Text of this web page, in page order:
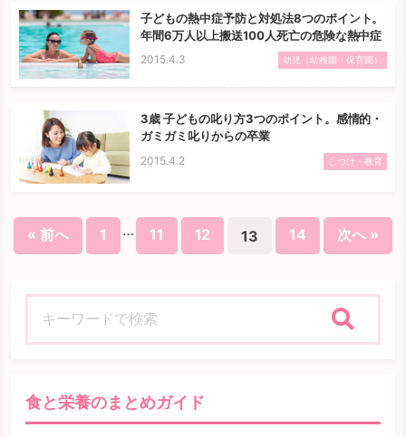
子どもの熱中症予防と対処法8つのポイント。
年間6万人以上搬送100人死亡の危険な熱中症
2015.4.3 幼児（幼稚園・保育園）
3歳 子どもの叱り方3つのポイント。感情的・
ガミガミ叱りからの卒業
2015.4.2 しつけ・教育
« 前へ 1 … 11 12 13 14 次へ »
食と栄養のまとめガイド